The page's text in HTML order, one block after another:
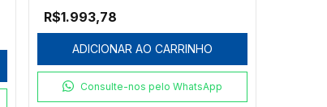
R$1.993,78
ADICIONAR AO CARRINHO
Consulte-nos pelo WhatsApp